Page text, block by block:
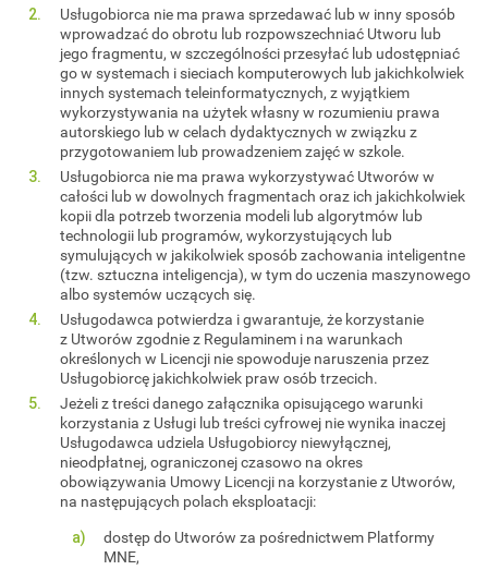
Usługobiorca nie ma prawa sprzedawać lub w inny sposób
wprowadzać do obrotu lub rozpowszechniać Utworu lub
jego fragmentu, w szczególności przesyłać lub udostępniać
go w systemach i sieciach komputerowych lub jakichkolwiek
innych systemach teleinformatycznych, z wyjątkiem
wykorzystywania na użytek własny w rozumieniu prawa
autorskiego lub w celach dydaktycznych w związku z
przygotowaniem lub prowadzeniem zajęć w szkole.
Usługobiorca nie ma prawa wykorzystywać Utworów w
całości lub w dowolnych fragmentach oraz ich jakichkolwiek
kopii dla potrzeb tworzenia modeli lub algorytmów lub
technologii lub programów, wykorzystujących lub
symulujących w jakikolwiek sposób zachowania inteligentne
(tzw. sztuczna inteligencja), w tym do uczenia maszynowego
albo systemów uczących się.
Usługodawca potwierdza i gwarantuje, że korzystanie
z Utworów zgodnie z Regulaminem i na warunkach
określonych w Licencji nie spowoduje naruszenia przez
Usługobiorcę jakichkolwiek praw osób trzecich.
Jeżeli z treści danego załącznika opisującego warunki
korzystania z Usługi lub treści cyfrowej nie wynika inaczej
Usługodawca udziela Usługobiorcy niewyłącznej,
nieodpłatnej, ograniczonej czasowo na okres
obowiązywania Umowy Licencji na korzystanie z Utworów,
na następujących polach eksploatacji:
dostęp do Utworów za pośrednictwem Platformy
MNE,